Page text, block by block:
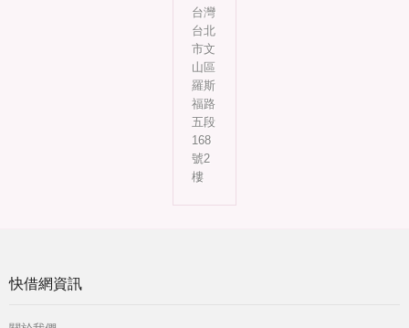
台灣
台北
市文
山區
羅斯
福路
五段
168
號2
樓
快借網資訊